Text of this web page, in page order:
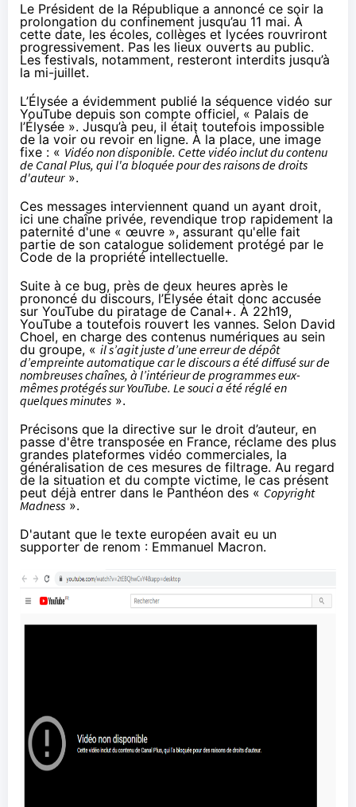
Le Président de la République a annoncé ce soir la
prolongation du confinement jusqu’au 11 mai. À
cette date, les écoles, collèges et lycées rouvriront
progressivement. Pas les lieux ouverts au public.
Les festivals, notamment, resteront interdits jusqu’à
la mi-juillet.
L’Élysée a évidemment publié la séquence vidéo sur
YouTube depuis son compte officiel, « Palais de
l’Élysée ». Jusqu’à peu, il était toutefois impossible
de la voir ou revoir en ligne. À la place, une image
fixe : « Vidéo non disponible. Cette vidéo inclut du contenu
de Canal Plus, qui l'a bloquée pour des raisons de droits
d'auteur».
Ces messages interviennent quand un ayant droit,
ici une chaîne privée, revendique trop rapidement la
paternité d'une « œuvre », assurant qu'elle fait
partie de son catalogue solidement protégé par le
Code de la propriété intellectuelle.
Suite à ce bug, près de deux heures après le
prononcé du discours, l’Élysée était donc accusée
sur YouTube du piratage de Canal+. À 22h19,
YouTube a toutefois rouvert les vannes. Selon David
Choel, en charge des contenus numériques au sein
du groupe, « il s’agit juste d’une erreur de dépôt
d’empreinte automatique car le discours a été diffusé sur de
nombreuses chaînes, à l’intérieur de programmes eux-
mêmes protégés sur YouTube. Le souci a été réglé en
quelques minutes ».
Précisons que la directive sur le droit d’auteur, en
passe d'être transposée en France, réclame des plus
grandes plateformes vidéo commerciales, la
généralisation de ces mesures de filtrage. Au regard
de la situation et du compte victime, le cas présent
peut déjà entrer dans le Panthéon des « Copyright
Madness».
D'autant que le texte européen avait eu un
supporter de renom : Emmanuel Macron.